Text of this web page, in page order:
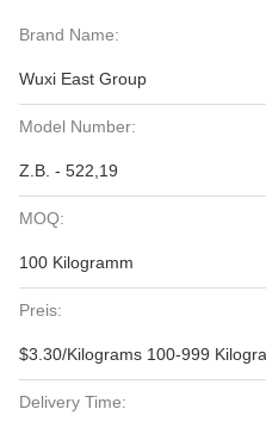
Brand Name:
Wuxi East Group
Model Number:
Z.B. - 522,19
MOQ:
100 Kilogramm
Preis:
$3.30/Kilograms 100-999
Delivery Time: